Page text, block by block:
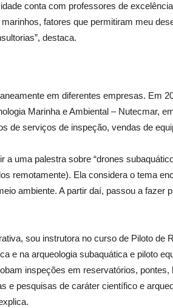
conta com professores de
fatores que permitiram meu
destaca.
em diferentes empresas. Em
Marinha e Ambiental – Nutecmar,
de serviços de inspeção, vendas de
a uma palestra sobre “drones
remotamente). Ela considera o tema
ambiente. A partir daí, passou a fazer
sou instrutora no curso de Piloto de
e na arqueologia subaquática e piloto
inspeções em reservatórios,
e pesquisas de caráter científico e